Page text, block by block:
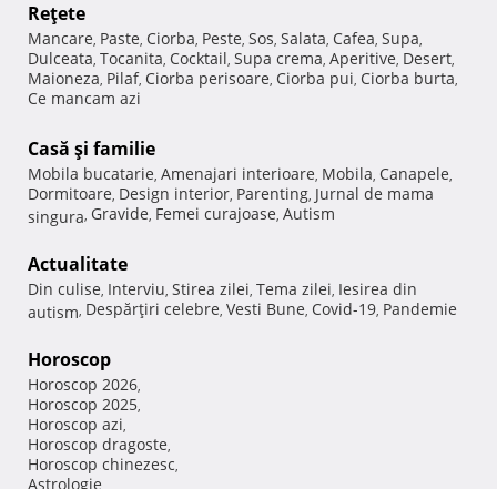
Reţete
Mancare, Paste, Ciorba, Peste, Sos, Salata, Cafea, Supa,
Dulceata, Tocanita, Cocktail, Supa crema, Aperitive, Desert,
Maioneza, Pilaf, Ciorba perisoare, Ciorba pui, Ciorba burta,
Ce mancam azi
Casă şi familie
Mobila bucatarie, Amenajari interioare, Mobila, Canapele,
Dormitoare, Design interior, Parenting, Jurnal de mama
singura, Gravide, Femei curajoase, Autism
Actualitate
Din culise, Interviu, Stirea zilei, Tema zilei, Iesirea din
autism, Despărţiri celebre, Vesti Bune, Covid-19, Pandemie
Horoscop
Horoscop 2026,
Horoscop 2025,
Horoscop azi,
Horoscop dragoste,
Horoscop chinezesc,
Astrologie